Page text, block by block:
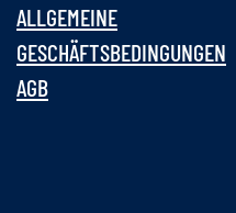
ALLGEMEINE
GESCHÄFTSBEDINGUNGEN
AGB